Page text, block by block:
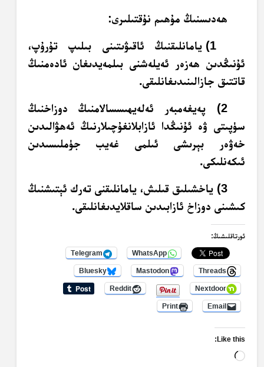
ھەدىسنىڭ مۇھىم نۇقتىلىرى:
1) يامانلىقنىڭ ئاقىۋىتىنى بىلىپ تۇرۇپ،
ئۇنىڭدىن ھەزەر ئەيلەشنى بىلمەيدىغان ئادەمنىڭ
قاتتىق جازالىنىدىغانلىقى.
2) پەيغەمبەر ئەلەيھىسسالامنىڭ دوزاخنىڭ
سۈپىتى ۋە ئۇنىڭدا ئازابلانغۇچىلارنىڭ ئەھۋالىدىن
خەۋەر بېرىشى ئىلمى غەيب جۈملىسىدىن
ئىكەنلىكى.
3) ياخشىلىق قىلىش، يامانلىقنى تەرك ئېتىشنىڭ
كىشىنى دوزاخ ئازابىدىن ساقلايدىغانلىقى.
ئورتاقلىشىڭ:
WhatsApp
Telegram
Threads
Mastodon
Bluesky
Nextdoor
Reddit
Email
Print
Like this:
Loading…